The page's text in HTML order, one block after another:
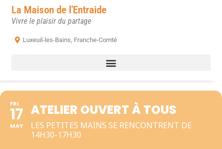
La Maison de l'Entraide
Vivre le plaisir du partage
Luxeuil-les-Bains, Franche-Comté
FRI
17
MAY
ATELIER OUVERT À TOUS
LES PETITES MAINS SE RENCONTRENT DE
14H30-17H30